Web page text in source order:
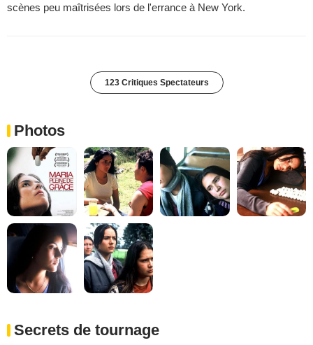
scènes peu maîtrisées lors de l'errance à New York.
123 Critiques Spectateurs
Photos
Secrets de tournage